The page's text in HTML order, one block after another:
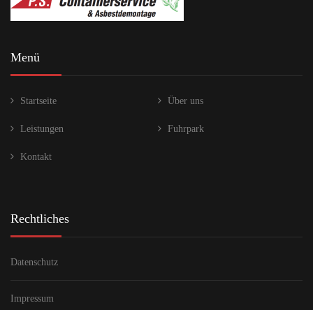
Menü
Startseite Über uns
Leistungen Fuhrpark
Kontakt
Rechtliches
Datenschutz
Impressum